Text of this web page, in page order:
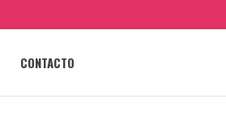
CONTACTO